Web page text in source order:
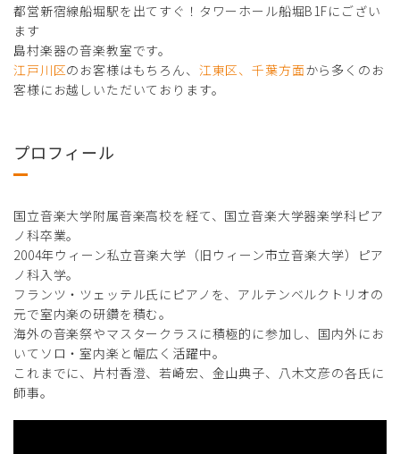
都営新宿線船堀駅を出てすぐ！タワーホール船堀B1Fにござい
ます
島村楽器の音楽教室です。
江戸川区のお客様はもちろん、 江東区、千葉方面から多くのお
客様にお越しいただいております。
プロフィール
国立音楽大学附属音楽高校を経て、国立音楽大学器楽学科ピア
ノ科卒業。
2004年ウィーン私立音楽大学（旧ウィーン市立音楽大学）ピア
ノ科入学。
フランツ・ツェッテル氏にピアノを、アルテンベルクトリオの
元で室内楽の研鑽を積む。
海外の音楽祭やマスタークラスに積極的に参加し、国内外にお
いてソロ・室内楽と幅広く活躍中。
これまでに、片村香澄、若崎宏、金山典子、八木文彦の各氏に
師事。